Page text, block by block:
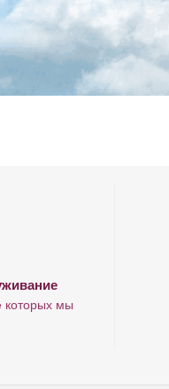
которых мы